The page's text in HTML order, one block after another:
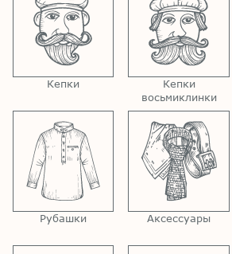
Кепки
Кепки
восьмиклинки
Рубашки Аксессуары